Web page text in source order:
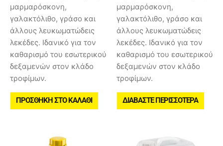
μαρμαρόσκονη,
γαλακτόλιθο, γράσο και
άλλους λευκωματώδεις
λεκέδες. Ιδανικό για τον
καθαρισμό του εσωτερικού
δεξαμενών στον κλάδο
τροφίμων.
ΠΡΟΣΘΉΚΗ ΣΤΟ ΚΑΛΆΘΙ
μαρμαρόσκονη,
γαλακτόλιθο, γράσο και
άλλους λευκωματώδεις
λεκέδες. Ιδανικό για τον
καθαρισμό του εσωτερικού
δεξαμενών στον κλάδο
τροφίμων.
ΔΙΑΒΆΣΤΕ ΠΕΡΙΣΣΌΤΕΡΑ